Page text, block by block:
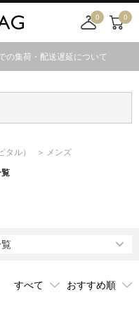
0
舗
カ
0
の集荷・配送遅延について
タル） メンズ